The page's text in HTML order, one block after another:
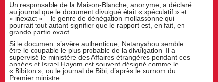
Un responsable de la Maison-Blanche, anonyme, a déclaré
au journal que le document divulgué était « spéculatif » et
« inexact » – le genre de dénégation mollassonne qui
pourrait tout autant signifier que le rapport est, en fait, en
grande partie exact.
Si le document s’avère authentique, Netanyahou semble
être le coupable le plus probable de la divulgation. Il a
supervisé le ministère des Affaires étrangères pendant des
années et Israel Hayom est souvent désigné comme le
« Bibiton », ou le journal de Bibi, d’après le surnom du
Premier ministre.